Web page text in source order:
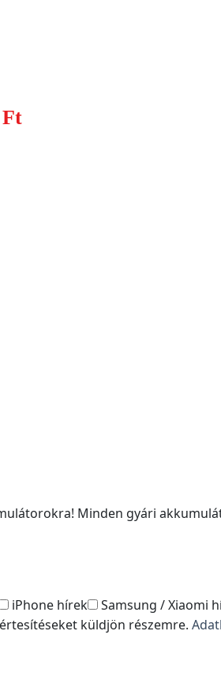
Ft
Minden gyári
iPhone hírek
Samsung / Xiaomi
küldjön részemre.